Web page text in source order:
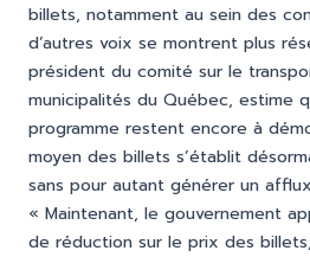
billets, notamment au sein des
d’autres voix se montrent plus
président du comité sur le
municipalités du Québec, estime
programme restent encore à
moyen des billets s’établit
sans pour autant générer un
« Maintenant, le gouvernement
de réduction sur le prix des